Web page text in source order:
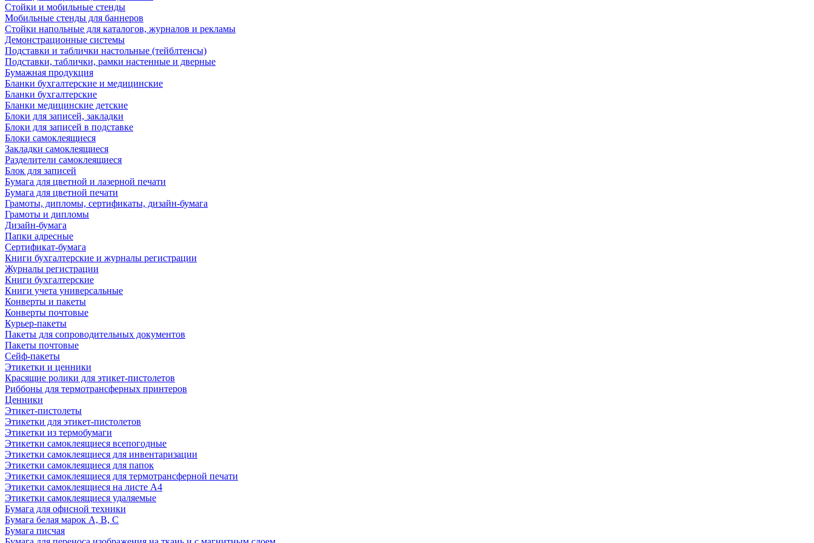
Стойки и мобильные стенды
Мобильные стенды для баннеров
Стойки напольные для каталогов, журналов и рекламы
Демонстрационные системы
Подставки и таблички настольные (тейблтенсы)
Подставки, таблички, рамки настенные и дверные
Бумажная продукция
Бланки бухгалтерские и медицинские
Бланки бухгалтерские
Бланки медицинские детские
Блоки для записей, закладки
Блоки для записей в подставке
Блоки самоклеящиеся
Закладки самоклеящиеся
Разделители самоклеящиеся
Блок для записей
Бумага для цветной и лазерной печати
Бумага для цветной печати
Грамоты, дипломы, сертификаты, дизайн-бумага
Грамоты и дипломы
Дизайн-бумага
Папки адресные
Сертификат-бумага
Книги бухгалтерские и журналы регистрации
Журналы регистрации
Книги бухгалтерские
Книги учета универсальные
Конверты и пакеты
Конверты почтовые
Курьер-пакеты
Пакеты для сопроводительных документов
Пакеты почтовые
Сейф-пакеты
Этикетки и ценники
Красящие ролики для этикет-пистолетов
Риббоны для термотрансферных принтеров
Ценники
Этикет-пистолеты
Этикетки для этикет-пистолетов
Этикетки из термобумаги
Этикетки самоклеящиеся всепогодные
Этикетки самоклеящиеся для инвентаризации
Этикетки самоклеящиеся для папок
Этикетки самоклеящиеся для термотрансферной печати
Этикетки самоклеящиеся на листе А4
Этикетки самоклеящиеся удаляемые
Бумага для офисной техники
Бумага белая марок А, В, С
Бумага писчая